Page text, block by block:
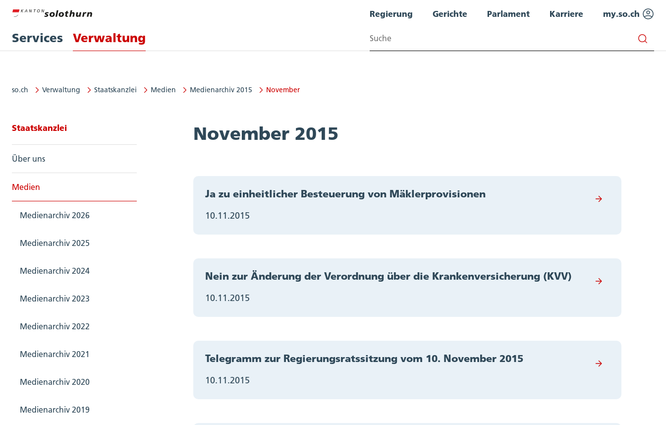
Services Verwaltung
Regierung Gerichte Parlament Karriere my.so.ch
Suchen
so.ch Verwaltung Staatskanzlei Medien Medienarchiv 2015 November
Seitennavigation: Staatskanzlei
Staatskanzlei
Über uns
Medien
Medienarchiv 2026
Medienarchiv 2025
Medienarchiv 2024
Medienarchiv 2023
Medienarchiv 2022
Medienarchiv 2021
Medienarchiv 2020
Medienarchiv 2019
November 2015
Ja zu einheitlicher Besteuerung von Mäklerprovisionen
10.11.2015
Nein zur Änderung der Verordnung über die Krankenversicherung (KVV)
10.11.2015
Telegramm zur Regierungsratssitzung vom 10. November 2015
10.11.2015